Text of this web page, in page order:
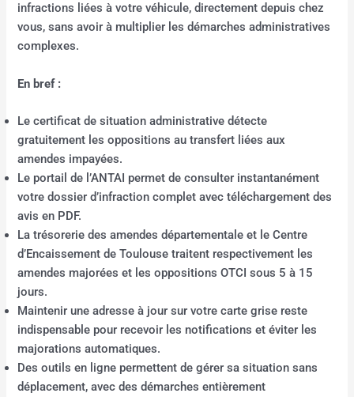
infractions liées à votre véhicule, directement depuis chez
vous, sans avoir à multiplier les démarches administratives
complexes.
En bref :
Le certificat de situation administrative détecte
gratuitement les oppositions au transfert liées aux
amendes impayées.
Le portail de l’ANTAI permet de consulter instantanément
votre dossier d’infraction complet avec téléchargement des
avis en PDF.
La trésorerie des amendes départementale et le Centre
d’Encaissement de Toulouse traitent respectivement les
amendes majorées et les oppositions OTCI sous 5 à 15
jours.
Maintenir une adresse à jour sur votre carte grise reste
indispensable pour recevoir les notifications et éviter les
majorations automatiques.
Des outils en ligne permettent de gérer sa situation sans
déplacement, avec des démarches entièrement